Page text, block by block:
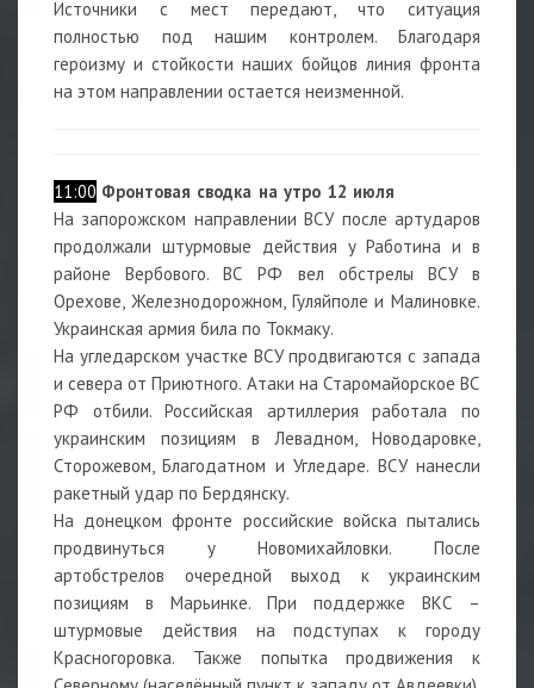
Источники с мест передают, что ситуация
полностью под нашим контролем. Благодаря
героизму и стойкости наших бойцов линия фронта
на этом направлении остается неизменной.
11:00 Фронтовая сводка на утро 12 июля
На запорожском направлении ВСУ после артударов
продолжали штурмовые действия у Работина и в
районе Вербового. ВС РФ вел обстрелы ВСУ в
Орехове, Железнодорожном, Гуляйполе и Малиновке.
Украинская армия била по Токмаку.
На угледарском участке ВСУ продвигаются с запада
и севера от Приютного. Атаки на Старомайорское ВС
РФ отбили. Российская артиллерия работала по
украинским позициям в Левадном, Новодаровке,
Сторожевом, Благодатном и Угледаре. ВСУ нанесли
ракетный удар по Бердянску.
На донецком фронте российские войска пытались
продвинуться у Новомихайловки. После
артобстрелов очередной выход к украинским
позициям в Марьинке. При поддержке ВКС –
штурмовые действия на подступах к городу
Красногоровка. Также попытка продвижения к